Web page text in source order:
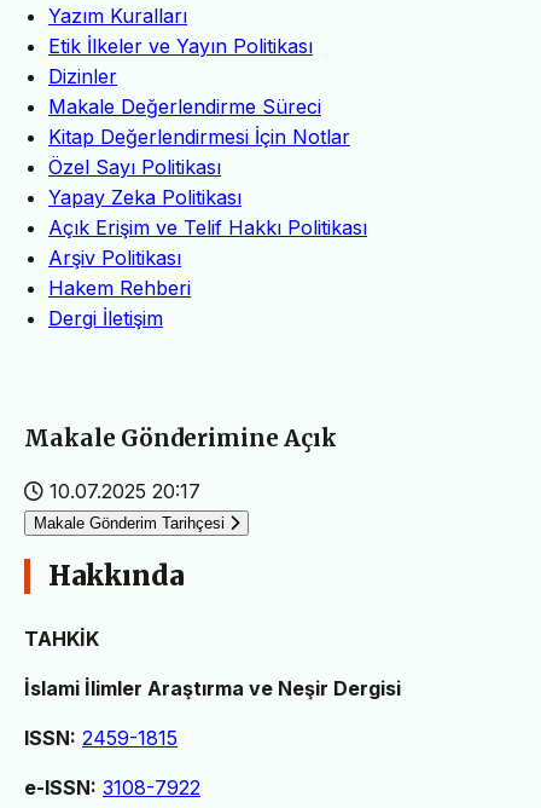
Yazım Kuralları
Etik İlkeler ve Yayın Politikası
Dizinler
Makale Değerlendirme Süreci
Kitap Değerlendirmesi İçin Notlar
Özel Sayı Politikası
Yapay Zeka Politikası
Açık Erişim ve Telif Hakkı Politikası
Arşiv Politikası
Hakem Rehberi
Dergi İletişim
Makale Gönderimine Açık
10.07.2025 20:17
Makale Gönderim Tarihçesi
Hakkında
TAHKİK
İslami İlimler Araştırma ve Neşir Dergisi
ISSN: 2459-1815
e-ISSN: 3108-7922